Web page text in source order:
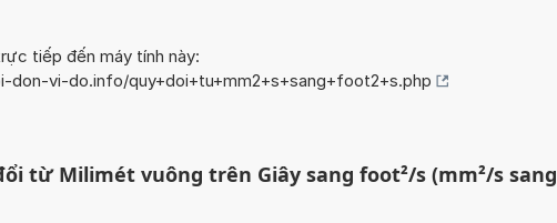
tiếp đến máy tính này:
don-vi-do.info/quy+doi+tu+mm2+s+sang+foot2+s.php
từ Milimét vuông trên Giây sang foot²/s (mm²/s sang